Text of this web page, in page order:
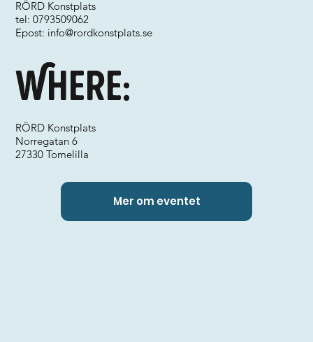
Where:
RÖRD Konstplats
tel: 0793509062
Epost: info@rordkonstplats.se
RÖRD Konstplats
Norregatan 6
27330 Tomelilla
Mer om eventet